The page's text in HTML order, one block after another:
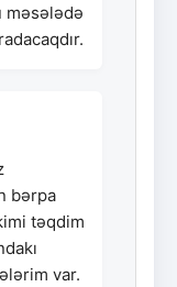
məsələdə
bərpa
təqdim
var.